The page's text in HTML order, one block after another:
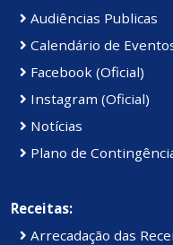
Audiências Publicas
Calendário de
Facebook (Oficial)
Instagram (Oficial)
Notícias
Plano de
Receitas:
Arrecadação das